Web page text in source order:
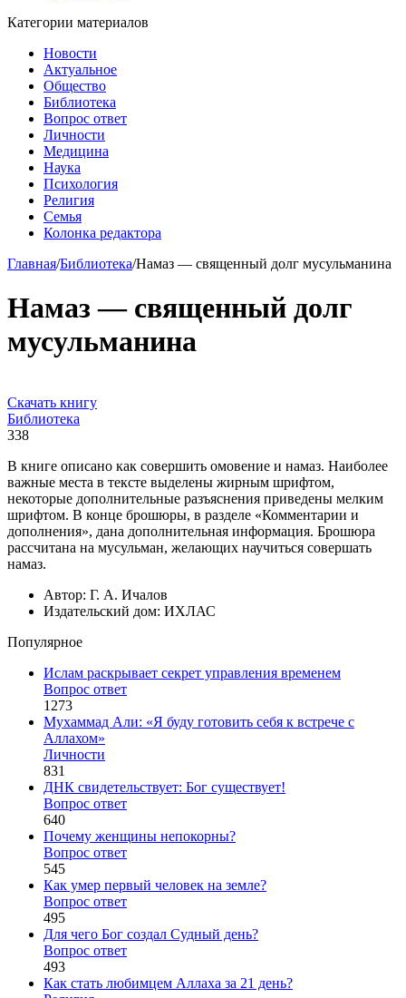
Категории материалов
Новости
Актуальное
Общество
Библиотека
Вопрос ответ
Личности
Медицина
Наука
Психология
Религия
Семья
Колонка редактора
Главная/Библиотека/Намаз — священный долг мусульманина
Намаз — священный долг
мусульманина
Скачать книгу
Библиотека
338
В книге описано как совершить омовение и намаз. Наиболее
важные места в тексте выделены жирным шрифтом,
некоторые дополнительные разъяснения приведены мелким
шрифтом. В конце брошюры, в разделе «Комментарии и
дополнения», дана дополнительная информация. Брошюра
рассчитана на мусульман, желающих научиться совершать
намаз.
Автор: Г. А. Ичалов
Издательский дом: ИХЛАС
Популярное
Ислам раскрывает секрет управления временем
Вопрос ответ
1273
Мухаммад Али: «Я буду готовить себя к встрече с
Аллахом»
Личности
831
ДНК свидетельствует: Бог существует!
Вопрос ответ
640
Почему женщины непокорны?
Вопрос ответ
545
Как умер первый человек на земле?
Вопрос ответ
495
Для чего Бог создал Судный день?
Вопрос ответ
493
Как стать любимцем Аллаха за 21 день?